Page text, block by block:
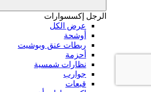
الرجل إكسسوارات
عرض الكل
أوشحة
ربطات عنق وبوشيت
أحزمة
نظارات شمسية
جوارب
قبعات